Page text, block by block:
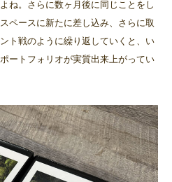
ね。さらに数ヶ月後に同じことをし
ペースに新たに差し込み、さらに取
ト戦のように繰り返していくと、い
ートフォリオが実質出来上がってい